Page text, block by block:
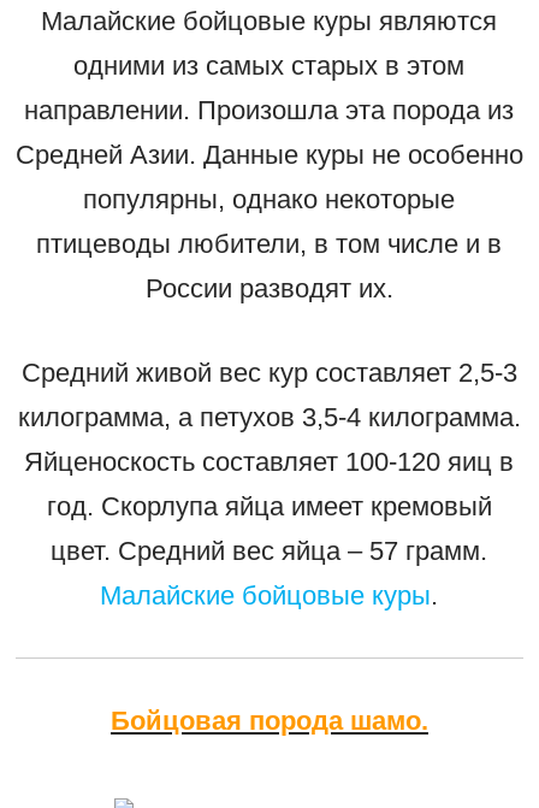
Малайские бойцовые куры являются
одними из самых старых в этом
направлении. Произошла эта порода из
Средней Азии. Данные куры не особенно
популярны, однако некоторые
птицеводы любители, в том числе и в
России разводят их.
Средний живой вес кур составляет 2,5-3
килограмма, а петухов 3,5-4 килограмма.
Яйценоскость составляет 100-120 яиц в
год. Скорлупа яйца имеет кремовый
цвет. Средний вес яйца – 57 грамм.
Малайские бойцовые куры.
Бойцовая порода шамо.